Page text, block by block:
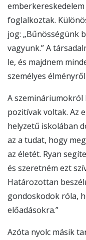
foglalkoztak.
jog: „Bűnösségünk
vagyunk.” A
le, és majdnem
személyes
A
pozitívak voltak. Az
helyzetű iskolában
az a tudat, hogy
az életét. Ryan
és szeretném ezt
Határozottan
gondoskodok róla,
előadásokra.”
Azóta nyolc másik